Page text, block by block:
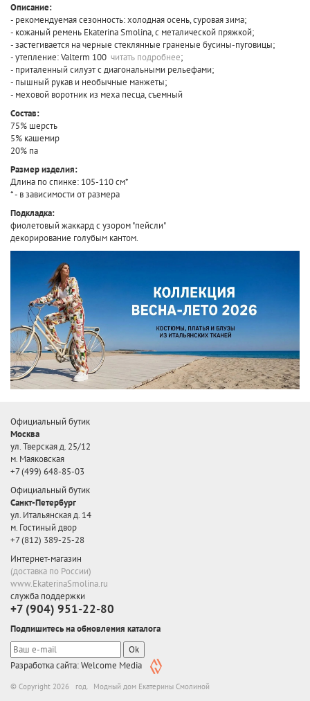
Описание:
- рекомендуемая сезонность: холодная осень, суровая зима;
- кожаный ремень Ekaterina Smolina, с металической пряжкой;
- застегивается на черные стеклянные граненые бусины-пуговицы;
- утепление: Valterm 100 читать подробнее;
- приталенный силуэт с диагональными рельефами;
- пышный рукав и необычные манжеты;
- меховой воротник из меха песца, съемный
Состав:
75% шерсть
5% кашемир
20% па
Размер изделия:
Длина по спинке: 105-110 см*
* - в зависимости от размера
Подкладка:
фиолетовый жаккард с узором "пейсли"
декорирование голубым кантом.
Официальный бутик
Москва
ул. Тверская д. 25/12
м. Маяковская
+7 (499) 648-85-03
Официальный бутик
Санкт-Петербург
ул. Итальянская д. 14
м. Гостиный двор
+7 (812) 389-25-28
Интернет-магазин
(доставка по России)
www.EkaterinaSmolina.ru
служба поддержки
+7 (904) 951-22-80
Подпишитесь на обновления каталога
Ok
Разработка сайта: Welcome Media
© Copyright 2026 год. Модный дом Екатерины Смолиной